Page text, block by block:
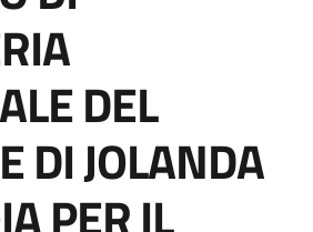
DEL
DI JOLANDA